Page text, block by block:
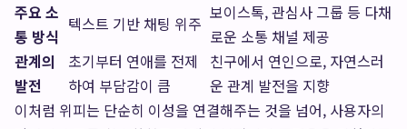
주요 소
통 방식
텍스트 기반 채팅 위주
보이스톡, 관심사 그룹 등 다채
로운 소통 채널 제공
관계의
발전
초기부터 연애를 전제
하여 부담감이 큼
친구에서 연인으로, 자연스러
운 관계 발전을 지향
이처럼 위피는 단순히 이성을 연결해주는 것을 넘어, 사용자의